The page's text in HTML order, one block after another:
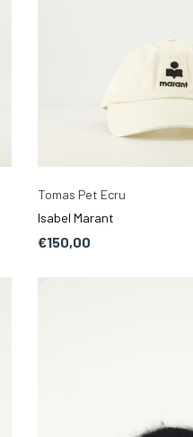
Tomas Pet Ecru
Isabel Marant
€150,00